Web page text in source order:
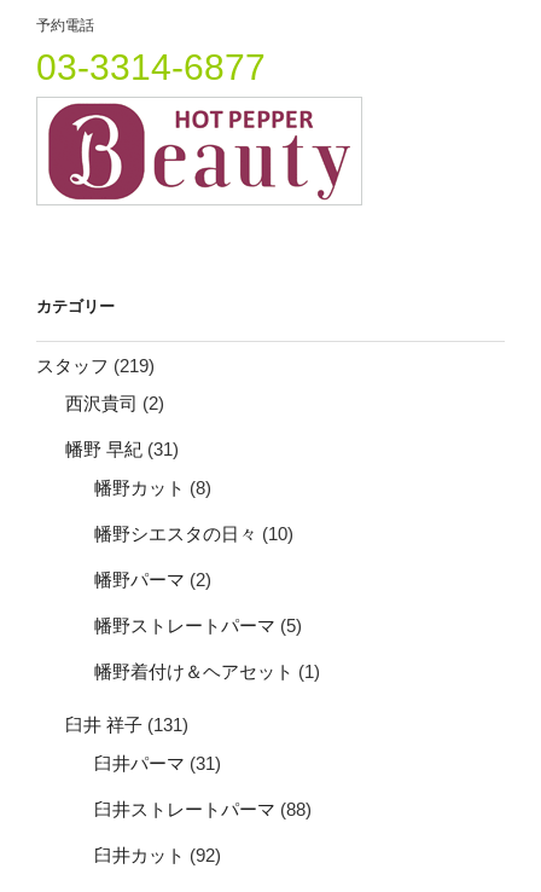
予約電話
03-3314-6877
カテゴリー
スタッフ (219)
西沢貴司 (2)
幡野 早紀 (31)
幡野カット (8)
幡野シエスタの日々 (10)
幡野パーマ (2)
幡野ストレートパーマ (5)
幡野着付け＆ヘアセット (1)
臼井 祥子 (131)
臼井パーマ (31)
臼井ストレートパーマ (88)
臼井カット (92)